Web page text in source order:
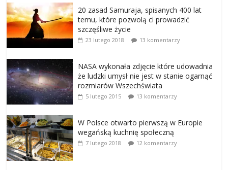
20 zasad Samuraja, spisanych 400 lat
temu, które pozwolą ci prowadzić
szczęśliwe życie
23 lutego 2018 13 komentarzy
NASA wykonała zdjęcie które udowadnia
że ludzki umysł nie jest w stanie ogarnąć
rozmiarów Wszechświata
5 lutego 2015 13 komentarzy
W Polsce otwarto pierwszą w Europie
wegańską kuchnię społeczną
7 lutego 2018 12 komentarzy